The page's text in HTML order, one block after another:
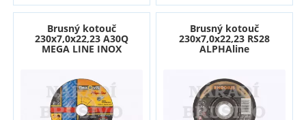
Brusný kotouč
230x7,0x22,23 A30Q
MEGA LINE INOX
Brusný kotouč
230x7,0x22,23 RS28
ALPHAline